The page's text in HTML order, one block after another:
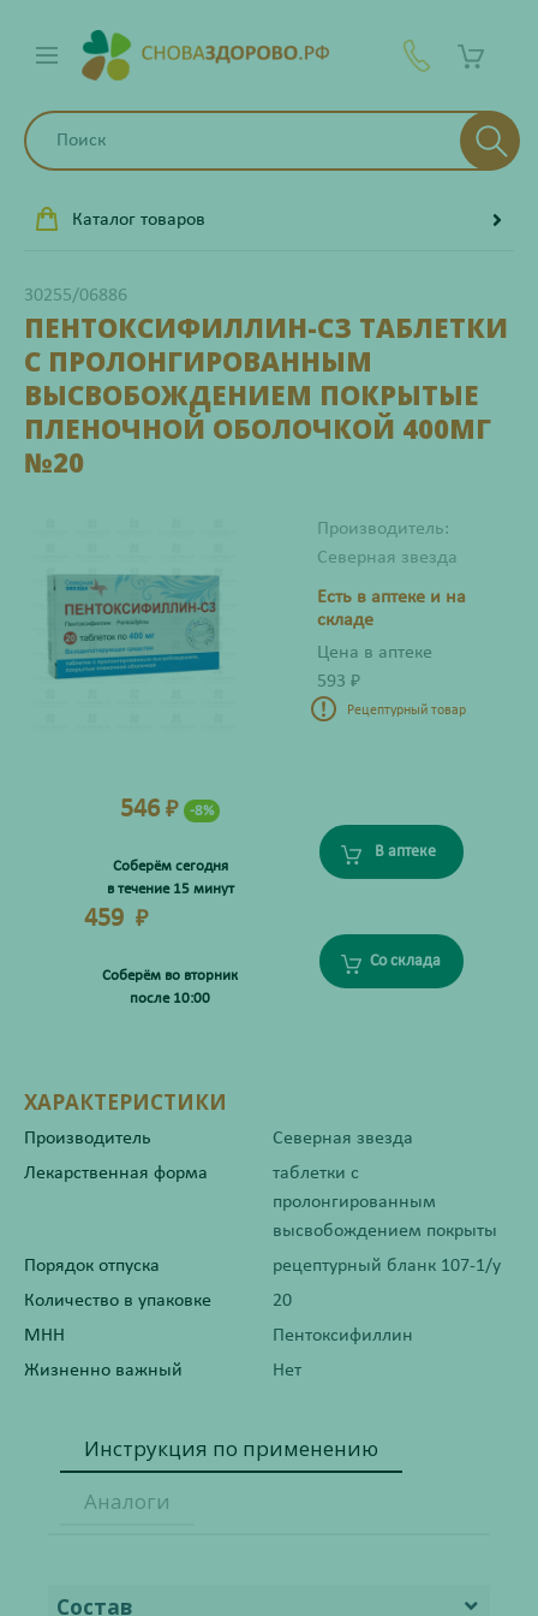
Каталог товаров
30255/06886
ПЕНТОКСИФИЛЛИН-СЗ ТАБЛЕТКИ
С ПРОЛОНГИРОВАННЫМ
ВЫСВОБОЖДЕНИЕМ ПОКРЫТЫЕ
ПЛЕНОЧНОЙ ОБОЛОЧКОЙ 400МГ
№20
Производитель:
Северная звезда
Есть в аптеке и на
складе
Цена в аптеке
593 ₽
Рецептурный товар
546 ₽ -8%
Соберём сегодня
в течение 15 минут
В аптеке
459 ₽
Соберём во вторник
после 10:00
Со склада
ХАРАКТЕРИСТИКИ
Производитель
Северная звезда
Лекарственная форма
таблетки с
пролонгированным
высвобождением покрыты
Порядок отпуска
рецептурный бланк 107-1/у
Количество в упаковке
20
МНН
Пентоксифиллин
Жизненно важный
Нет
Инструкция по применению
Аналоги
Состав